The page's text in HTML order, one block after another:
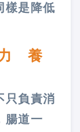
樣是降低
力 養
只負責消
腸道一